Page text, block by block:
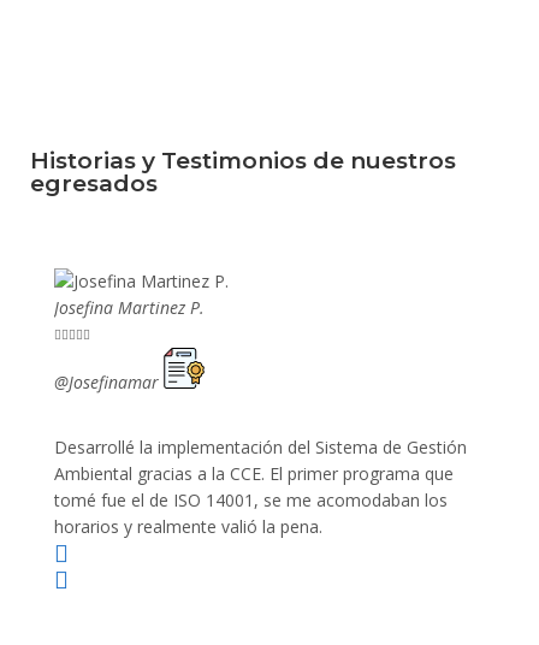
Historias y Testimonios de nuestros
egresados
Josefina Martinez P.

@Josefinamar
Desarrollé la implementación del Sistema de Gestión
Ambiental gracias a la CCE. El primer programa que
tomé fue el de ISO 14001, se me acomodaban los
horarios y realmente valió la pena.